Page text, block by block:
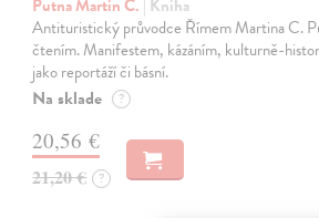
Putna Martin C. | Kniha
Antituristický průvodce Římem Martina C.
čtením. Manifestem, kázáním, kulturně-
jako reportáží či básní.
Na sklade ?
20,56 €
21,20 € ?